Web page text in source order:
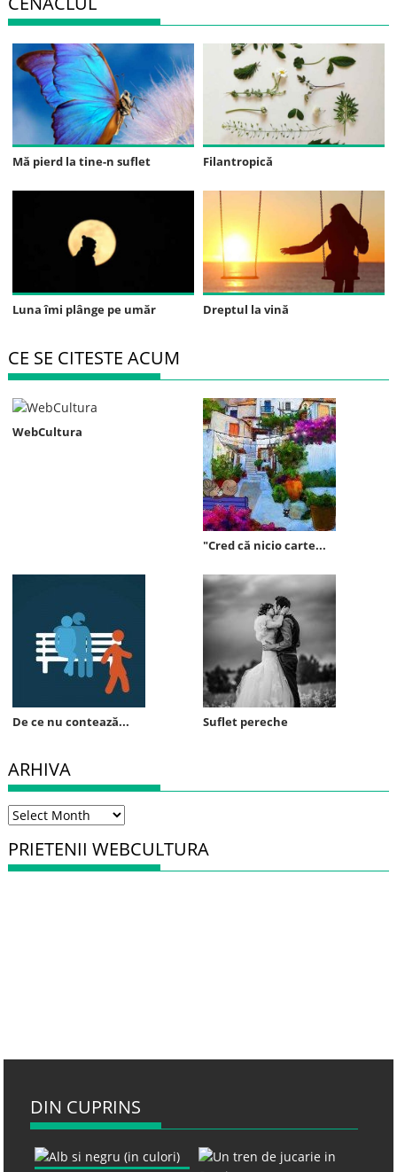
Mă pierd la tine-n suflet Filantropică
Luna îmi plânge pe umăr Dreptul la vină
CE SE CITESTE ACUM
WebCultura
"Cred că nicio carte...
De ce nu contează... Suflet pereche
ARHIVA
Arhiva
PRIETENII WEBCULTURA
DIN CUPRINS